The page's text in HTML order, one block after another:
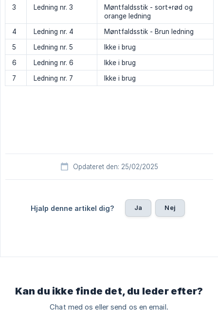
3
Ledning nr. 3
Møntfaldsstik - sort+rød og
orange ledning
4
Ledning nr. 4
Møntfaldsstik - Brun ledning
5
Ledning nr. 5
Ikke i brug
6
Ledning nr. 6
Ikke i brug
7
Ledning nr. 7 Ikke i brug
Opdateret den: 25/02/2025
Hjalp denne artikel dig? Ja Nej
Kan du ikke finde det, du leder efter?
Chat med os eller send os en email.